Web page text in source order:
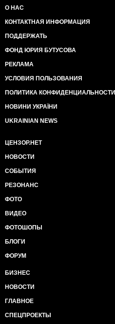
О НАС
КОНТАКТНАЯ ИНФОРМАЦИЯ
ПОДДЕРЖАТЬ
ФОНД ЮРИЯ БУТУСОВА
РЕКЛАМА
УСЛОВИЯ ПОЛЬЗОВАНИЯ
ПОЛИТИКА КОНФИДЕНЦИАЛЬНОСТИ
НОВИНИ УКРАЇНИ
UKRAINIAN NEWS
ЦЕНЗОР.НЕТ
НОВОСТИ
СОБЫТИЯ
РЕЗОНАНС
ФОТО
ВИДЕО
ФОТОШОПЫ
БЛОГИ
ФОРУМ
БИЗНЕС
НОВОСТИ
ГЛАВНОЕ
СПЕЦПРОЕКТЫ